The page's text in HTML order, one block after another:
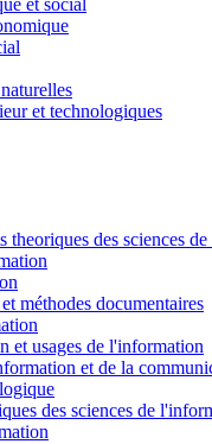
et social
et technologiques
theoriques des sciences
méthodes documentaires
et usages de l'information
et de la
des sciences de